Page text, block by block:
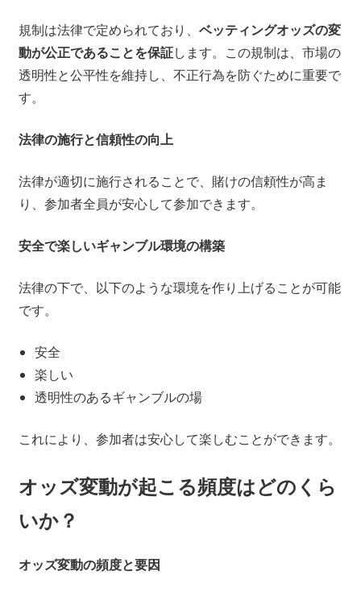
規制は法律で定められており、 ベッティングオッズの変
動が公正であることを保証します。この規制は、市場の
透明性と公平性を維持し、不正行為を防ぐために重要で
す。
法律の施行と信頼性の向上
法律が適切に施行されることで、賭けの信頼性が高ま
り、参加者全員が安心して参加できます。
安全で楽しいギャンブル環境の構築
法律の下で、以下のような環境を作り上げることが可能
です。
安全
楽しい
透明性のあるギャンブルの場
これにより、参加者は安心して楽しむことができます。
オッズ変動が起こる頻度はどのくら
いか？
オッズ変動の頻度と要因